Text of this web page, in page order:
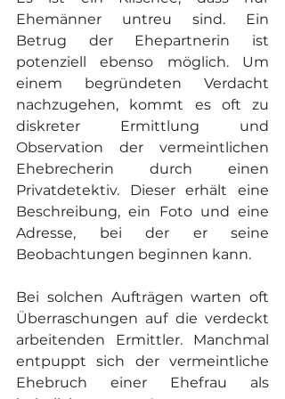
Ehemänner untreu sind. Ein
Betrug der Ehepartnerin ist
potenziell ebenso möglich. Um
einem begründeten Verdacht
nachzugehen, kommt es oft zu
diskreter Ermittlung und
Observation der vermeintlichen
Ehebrecherin durch einen
Privatdetektiv. Dieser erhält eine
Beschreibung, ein Foto und eine
Adresse, bei der er seine
Beobachtungen beginnen kann.
Bei solchen Aufträgen warten oft
Überraschungen auf die verdeckt
arbeitenden Ermittler. Manchmal
entpuppt sich der vermeintliche
Ehebruch einer Ehefrau als